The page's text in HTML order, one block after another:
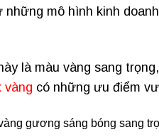
mô hình kinh
là màu vàng sang
vàng có những ưu điểm
gương sáng bóng sang